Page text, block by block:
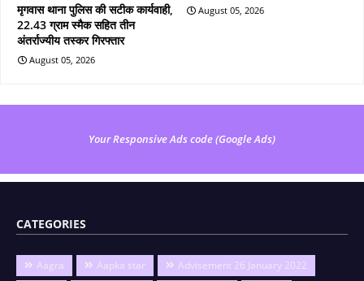
मृगवास थाना पुलिस की सटीक कार्यवाही,
22.43 ग्राम स्मैक सहित तीन
अंतर्राज्यीय तस्कर गिरफ्तार
August 05, 2026
August 05, 2026
Your Responsive Ads code (Google Ads)
CATEGORIES
Aagra Aapka star Advisement 26 January 2022